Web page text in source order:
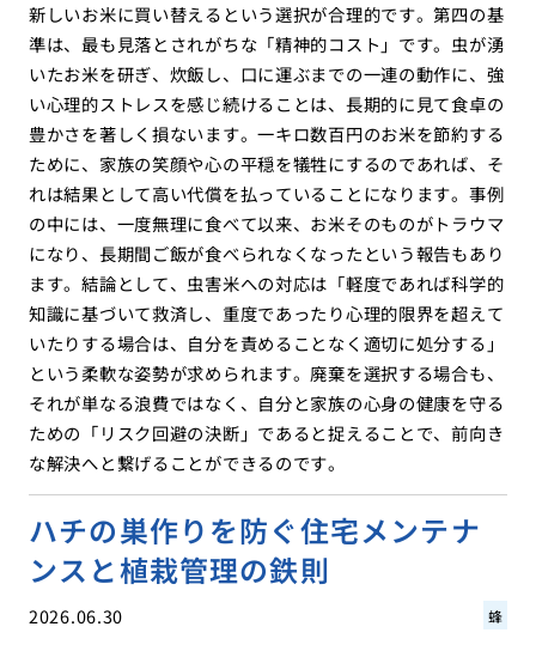
新しいお米に買い替えるという選択が合理的です。第四の基
準は、最も見落とされがちな「精神的コスト」です。虫が湧
いたお米を研ぎ、炊飯し、口に運ぶまでの一連の動作に、強
い心理的ストレスを感じ続けることは、長期的に見て食卓の
豊かさを著しく損ないます。一キロ数百円のお米を節約する
ために、家族の笑顔や心の平穏を犠牲にするのであれば、そ
れは結果として高い代償を払っていることになります。事例
の中には、一度無理に食べて以来、お米そのものがトラウマ
になり、長期間ご飯が食べられなくなったという報告もあり
ます。結論として、虫害米への対応は「軽度であれば科学的
知識に基づいて救済し、重度であったり心理的限界を超えて
いたりする場合は、自分を責めることなく適切に処分する」
という柔軟な姿勢が求められます。廃棄を選択する場合も、
それが単なる浪費ではなく、自分と家族の心身の健康を守る
ための「リスク回避の決断」であると捉えることで、前向き
な解決へと繋げることができるのです。
ハチの巣作りを防ぐ住宅メンテナ
ンスと植栽管理の鉄則
2026.06.30 蜂